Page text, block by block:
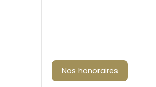
Nos honoraires